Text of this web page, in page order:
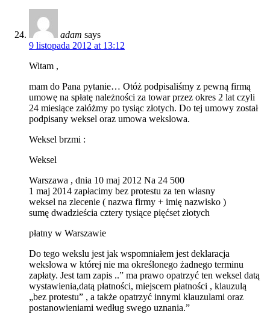
adam says
9 listopada 2012 at 13:12
Witam ,
mam do Pana pytanie… Otóż podpisaliśmy z pewną firmą
umowę na spłatę należności za towar przez okres 2 lat czyli
24 miesiące załóżmy po tysiąc złotych. Do tej umowy został
podpisany weksel oraz umowa wekslowa.
Weksel brzmi :
Weksel
Warszawa , dnia 10 maj 2012 Na 24 500
1 maj 2014 zapłacimy bez protestu za ten własny
weksel na zlecenie ( nazwa firmy + imię nazwisko )
sumę dwadzieścia cztery tysiące pięćset złotych
płatny w Warszawie
Do tego wekslu jest jak wspomniałem jest deklaracja
wekslowa w której nie ma określonego żadnego terminu
zapłaty. Jest tam zapis ..” ma prawo opatrzyć ten weksel datą
wystawienia,datą płatności, miejscem płatności , klauzulą
„bez protestu” , a także opatrzyć innymi klauzulami oraz
postanowieniami według swego uznania.”